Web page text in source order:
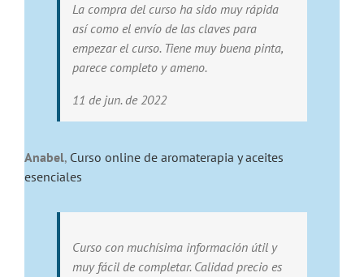
La compra del curso ha sido muy rápida
así como el envío de las claves para
empezar el curso. Tiene muy buena pinta,
parece completo y ameno.
11 de jun. de 2022
Anabel, Curso online de aromaterapia y aceites
esenciales
Curso con muchísima información útil y
muy fácil de completar. Calidad precio es